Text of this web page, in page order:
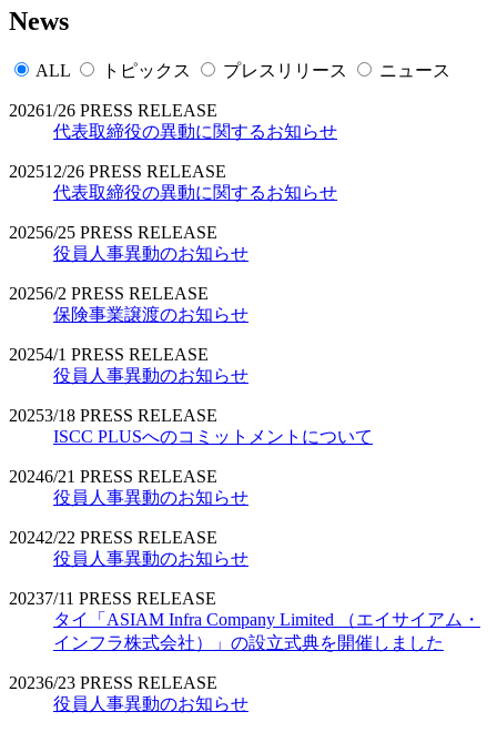
News
ALL トピックス プレスリリース ニュース
20261/26 PRESS RELEASE
代表取締役の異動に関するお知らせ
202512/26 PRESS RELEASE
代表取締役の異動に関するお知らせ
20256/25 PRESS RELEASE
役員人事異動のお知らせ
20256/2 PRESS RELEASE
保険事業譲渡のお知らせ
20254/1 PRESS RELEASE
役員人事異動のお知らせ
20253/18 PRESS RELEASE
ISCC PLUSへのコミットメントについて
20246/21 PRESS RELEASE
役員人事異動のお知らせ
20242/22 PRESS RELEASE
役員人事異動のお知らせ
20237/11 PRESS RELEASE
タイ「ASIAM Infra Company Limited （エイサイアム・
インフラ株式会社）」の設立式典を開催しました
20236/23 PRESS RELEASE
役員人事異動のお知らせ